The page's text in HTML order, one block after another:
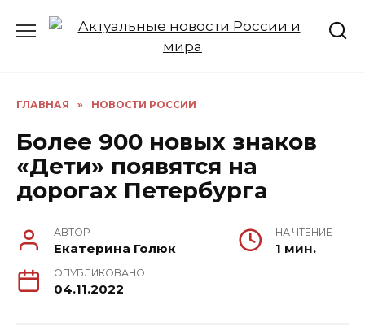
ГЛАВНАЯ » НОВОСТИ РОССИИ
Более 900 новых знаков
«Дети» появятся на
дорогах Петербурга
АВТОР
Екатерина Голюк
НА ЧТЕНИЕ
1 мин.
ОПУБЛИКОВАНО
04.11.2022